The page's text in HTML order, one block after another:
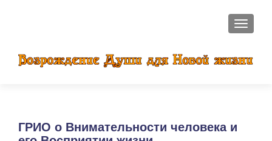
ГРИО о Внимательности человека и